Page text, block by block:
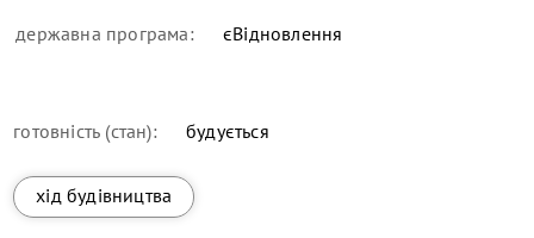
державна програма: єВідновлення
готовність (стан): будується
хід будівництва